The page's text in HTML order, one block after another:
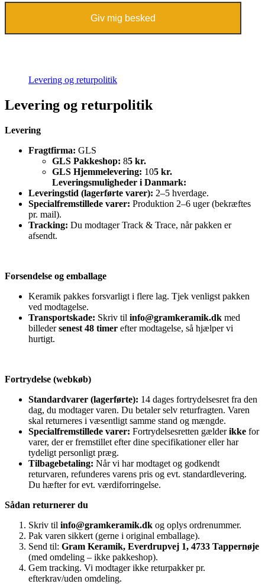
Giv mig besked
Levering og returpolitik
Levering og returpolitik
Levering
Fragtfirma: GLS
GLS Pakkeshop: 85 kr.
GLS Hjemmelevering: 105 kr.
Leveringsmuligheder i Danmark:
Leveringstid (lagerførte varer): 2–5 hverdage.
Specialfremstillede varer: Produktion 2–6 uger (bekræftes
pr. mail).
Tracking: Du modtager Track & Trace, når pakken er
afsendt.
Forsendelse og emballage
Keramik pakkes forsvarligt i flere lag. Tjek venligst pakken
ved modtagelse.
Transportskade: Skriv til info@gramkeramik.dk med
billedersenest 48 timer efter modtagelse, så hjælper vi
hurtigt.
Fortrydelse (webkøb)
Standardvarer (lagerførte): 14 dages fortrydelsesret fra den
dag, du modtager varen. Du betaler selv returfragten. Varen
skal returneres i væsentligt samme stand og mængde.
Specialfremstillede varer: Fortrydelsesretten gælderikke for
varer, der er fremstillet efter dine specifikationer eller har
tydeligt personligt præg.
Tilbagebetaling: Når vi har modtaget og godkendt
returvaren, refunderes varens pris og evt. standardlevering.
Du hæfter for evt. værdiforringelse.
Sådan returnerer du
Skriv til info@gramkeramik.dk og oplys ordrenummer.
Pak varen sikkert (gerne i original emballage).
Send til: Gram Keramik, Everdrupvej 1, 4733 Tappernøje
(med omdeling – ikke pakkeshop).
Gem tracking. Vi modtager ikke returpakker pr.
efterkrav/uden omdeling.